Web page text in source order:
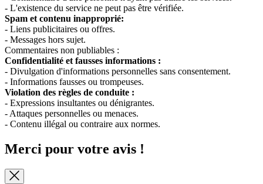
- L'existence du service ne peut pas être vérifiée.
Spam et contenu inapproprié:
- Liens publicitaires ou offres.
- Messages hors sujet.
Commentaires non publiables :
Confidentialité et fausses informations :
- Divulgation d'informations personnelles sans consentement.
- Informations fausses ou trompeuses.
Violation des règles de conduite :
- Expressions insultantes ou dénigrantes.
- Attaques personnelles ou menaces.
- Contenu illégal ou contraire aux normes.
Merci pour votre avis !